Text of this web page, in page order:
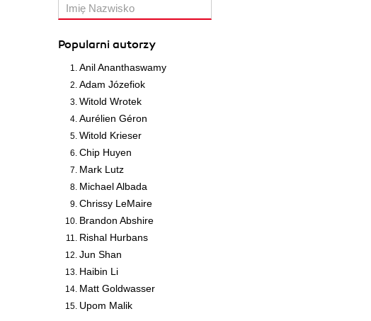
Popularni autorzy
Anil Ananthaswamy
Adam Józefiok
Witold Wrotek
Aurélien Géron
Witold Krieser
Chip Huyen
Mark Lutz
Michael Albada
Chrissy LeMaire
Brandon Abshire
Rishal Hurbans
Jun Shan
Haibin Li
Matt Goldwasser
Upom Malik